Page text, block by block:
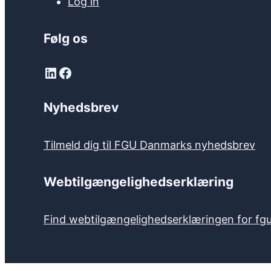
Følg os
LinkedIn
Facebook
Nyhedsbrev
Tilmeld dig til FGU Danmarks nyhedsbrev
Webtilgængelighedserklæring
Find webtilgængelighedserklæringen for